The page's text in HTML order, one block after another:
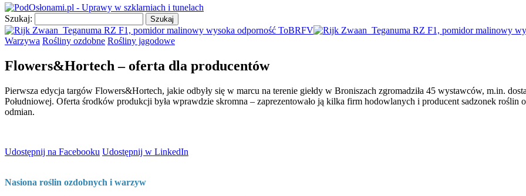
Szukaj:
Warzywa Rośliny ozdobne Rośliny jagodowe
Flowers&Hortech – oferta dla producentów
Pierwsza edycja targów Flowers&Hortech, jakie odbyły się w marcu na terenie giełdy w Broniszach zgromadziła 45 wystawców, m.in.
Południowej. Oferta środków produkcji była wprawdzie skromna – zaprezentowało ją kilka firm hodowlanych i producent sadzonek roślin
odmian.
Udostępnij na Facebooku Udostępnij w LinkedIn
Nasiona roślin ozdobnych i warzyw